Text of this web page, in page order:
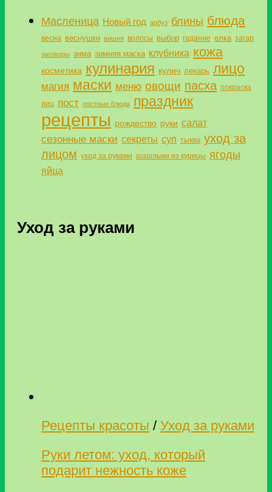
Масленица Новый год арбуз блины блюда
весна веснушки вишня волосы выбор гадание елка загар
заговоры зима зимняя маска клубника кожа
косметика кулинария кулич лекарь лицо
магия маски меню овощи пасха покраска
яиц пост постные блюда праздник
рецепты рождество руки салат
сезонные маски секреты суп тыква уход за
лицом уход за руками шашлыки из курицы ягоды
яйца
Уход за руками
Рецепты красоты / Уход за руками
Руки летом: уход, который
подарит нежность коже